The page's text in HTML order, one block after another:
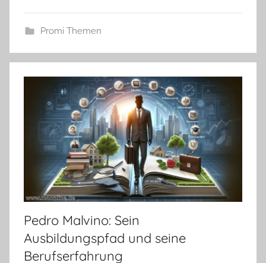
Promi Themen
Pedro Malvino: Sein
Ausbildungspfad und seine
Berufserfahrung